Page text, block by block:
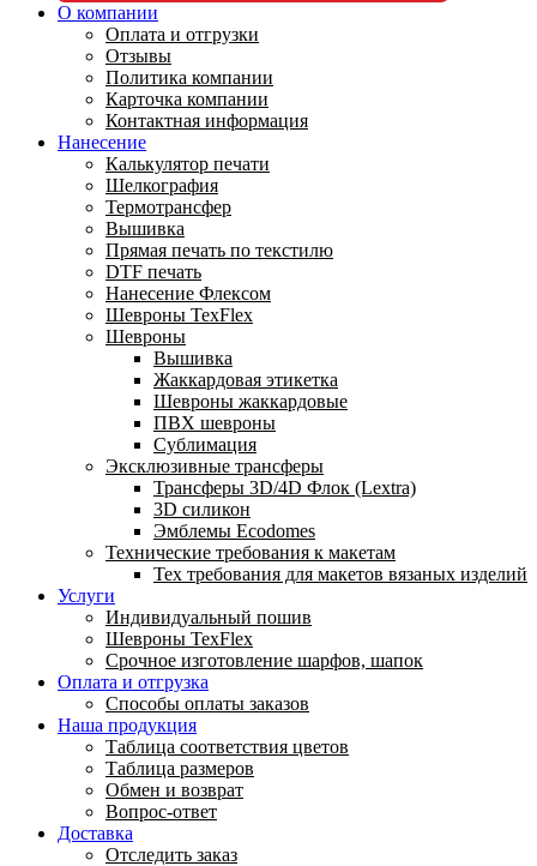
О компании
Оплата и отгрузки
Отзывы
Политика компании
Карточка компании
Контактная информация
Нанесение
Калькулятор печати
Шелкография
Термотрансфер
Вышивка
Прямая печать по текстилю
DTF печать
Нанесение Флексом
Шевроны TexFlex
Шевроны
Вышивка
Жаккардовая этикетка
Шевроны жаккардовые
ПВХ шевроны
Сублимация
Эксклюзивные трансферы
Трансферы 3D/4D Флок (Lextra)
3D силикон
Эмблемы Ecodomes
Технические требования к макетам
Тех требования для макетов вязаных изделий
Услуги
Индивидуальный пошив
Шевроны TexFlex
Срочное изготовление шарфов, шапок
Оплата и отгрузка
Способы оплаты заказов
Наша продукция
Таблица соответствия цветов
Таблица размеров
Обмен и возврат
Вопрос-ответ
Доставка
Отследить заказ